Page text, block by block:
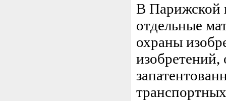
В Парижской
отдельные
охраны